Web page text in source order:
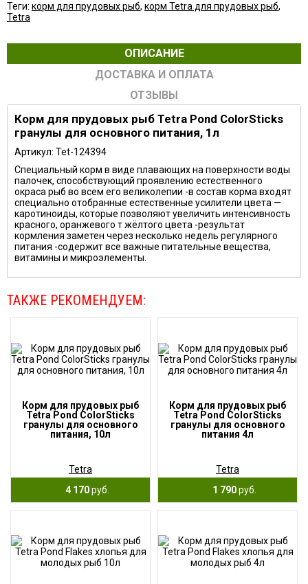
Теги: корм для прудовых рыб, корм Tetra для прудовых рыб,
Tetra
ОПИСАНИЕ
ДОСТАВКА И ОПЛАТА
ОТЗЫВЫ
Корм для прудовых рыб Tetra Pond ColorSticks
гранулы для основного питания, 1л
Артикул: Tet-124394
Специальный корм в виде плавающих на поверхности воды
палочек, способствующий проявлению естественного
окраса рыб во всем его великолепии -в состав корма входят
специально отобранные естественные усилители цвета —
каротиноиды, которые позволяют увеличить интенсивность
красного, оранжевого т жёлтого цвета -результат
кормления заметен через несколько недель регулярного
питания -содержит все важные питательные вещества,
витамины и микроэлементы.
ТАКЖЕ РЕКОМЕНДУЕМ:
Корм для прудовых рыб
Tetra Pond ColorSticks
гранулы для основного
питания, 10л
Tetra
4 170руб.
Корм для прудовых рыб
Tetra Pond ColorSticks
гранулы для основного
питания 4л
Tetra
1 790руб.